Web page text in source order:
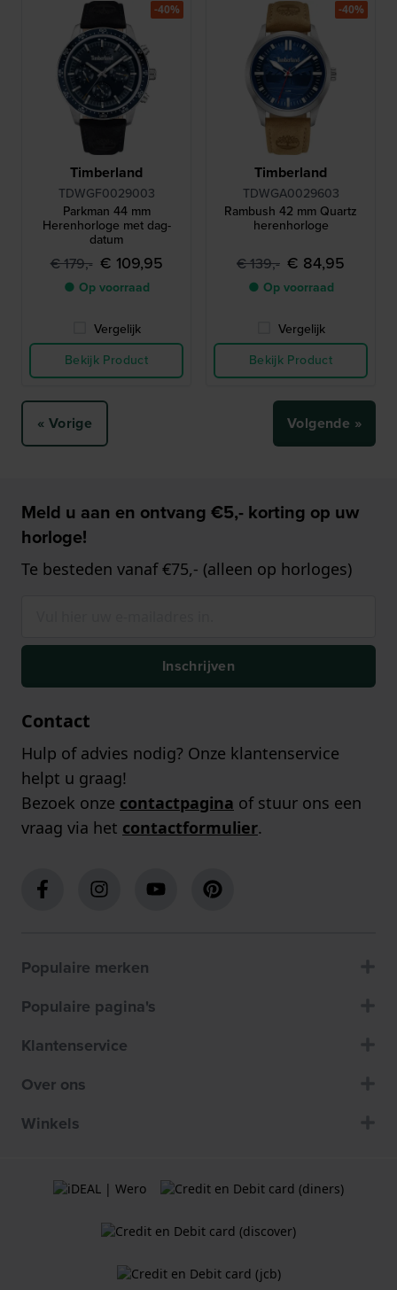
Timberland
TDWGF0029003
Parkman 44 mm
Herenhorloge met dag-
datum
€ 179,- € 109,95
● Op voorraad
Vergelijk
Bekijk Product
-40%
Timberland
TDWGA0029603
Rambush 42 mm Quartz
herenhorloge
€ 139,- € 84,95
● Op voorraad
Vergelijk
Bekijk Product
-40%
« Vorige Volgende »
Meld u aan en ontvang €5,- korting op uw
horloge!
Te besteden vanaf €75,- (alleen op horloges)
Inschrijven
Contact
Hulp of advies nodig? Onze klantenservice
helpt u graag!
Bezoek onze contactpagina of stuur ons een
vraag via het contactformulier.
Populaire merken
Populaire pagina's
Klantenservice
Over ons
Winkels